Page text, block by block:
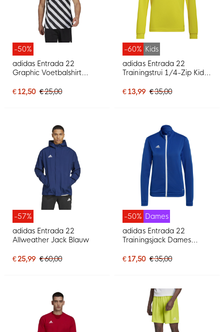
-50%
adidas Entrada 22
Graphic Voetbalshirt
€ 12,50 € 25,00
-60% Kids
adidas Entrada 22
Trainingstrui 1/4-Zip Kids
€ 13,99 € 35,00
-57%
adidas Entrada 22
Allweather Jack Blauw
€ 25,99 € 60,00
-50% Dames
adidas Entrada 22
Trainingsjack Dames
€ 17,50 € 35,00